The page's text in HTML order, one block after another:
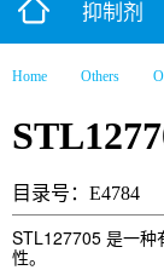
抑制剂
Home Others
目录号：E4784
STL127705 是一种
性。